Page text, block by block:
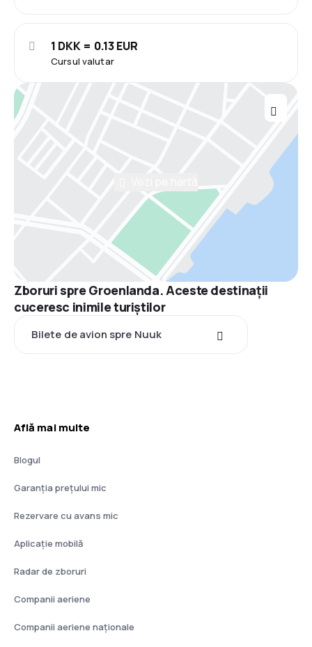
Cursul valutar
1 DKK = 0.13 EUR
Zboruri spre Groenlanda. Aceste destinații
cuceresc inimile turiștilor
Bilete de avion spre Nuuk
Află mai multe
Blogul
Garanția prețului mic
Rezervare cu avans mic
Aplicație mobilă
Radar de zboruri
Companii aeriene
Companii aeriene naţionale